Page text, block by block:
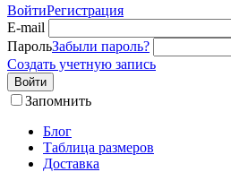
ВойтиРегистрация
E-mail
ПарольЗабыли пароль?
Создать учетную запись
Войти
Запомнить
Блог
Таблица размеров
Доставка